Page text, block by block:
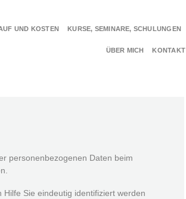
UND KOSTEN KURSE, SEMINARE, SCHULUNGEN
ÜBER MICH KONTAKT
personenbezogenen Daten beim
Sie eindeutig identifiziert werden